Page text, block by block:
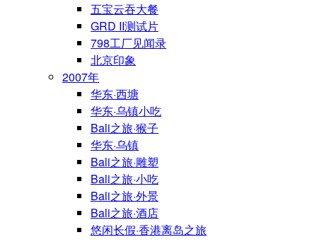
五宝云吞大餐
GRD II测试片
798工厂见闻录
北京印象
2007年
华东·西塘
华东·乌镇小吃
Bali之旅·猴子
华东·乌镇
Bali之旅·雕塑
Bali之旅·小吃
Bali之旅·外景
Bali之旅·酒店
悠闲长假·香港离岛之旅